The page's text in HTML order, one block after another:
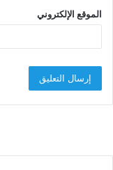
الموقع الإلكتروني